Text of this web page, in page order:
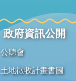
政府資訊公開
公聽會
土地徵收計畫書圖